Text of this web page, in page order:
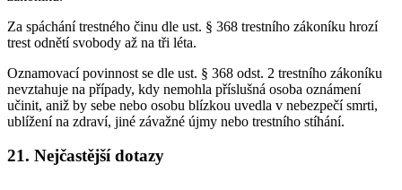
Za spáchání trestného činu dle ust. § 368 trestního zákoníku hrozí
trest odnětí svobody až na tři léta.
Oznamovací povinnost se dle ust. § 368 odst. 2 trestního zákoníku
nevztahuje na případy, kdy nemohla příslušná osoba oznámení
učinit, aniž by sebe nebo osobu blízkou uvedla v nebezpečí smrti,
ublížení na zdraví, jiné závažné újmy nebo trestního stíhání.
21. Nejčastější dotazy